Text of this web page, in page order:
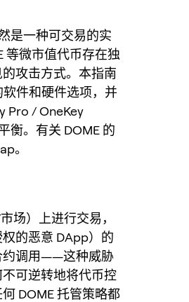
是一种可交易的实
等微市值代币存在独
攻击方式。本指南
件和硬件选项，并
Pro / OneKey
衡。有关 DOME 的
。
场）上进行交易，
的恶意 DApp）的
约调用——这种威胁
可逆转地将代币控
DOME 托管策略都